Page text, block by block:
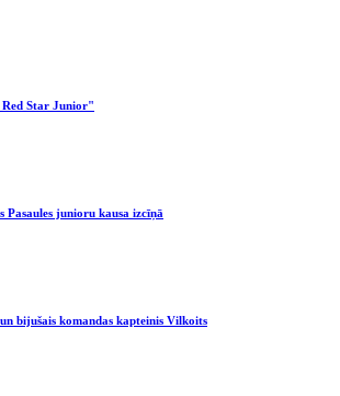
Star Junior"
junioru kausa izcīņā
bijušais komandas kapteinis Vilkoits